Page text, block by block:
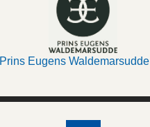
Prins Eugens Waldemarsudde